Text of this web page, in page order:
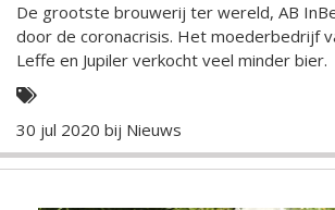
De grootste brouwerij ter wereld, AB
door de coronacrisis. Het moederbedrijf
Leffe en Jupiler verkocht veel minder bier.
30 jul 2020 bij Nieuws